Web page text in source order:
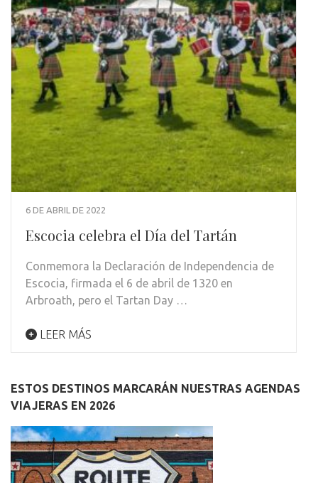
6 DE ABRIL DE 2022
Escocia celebra el Día del Tartán
Conmemora la Declaración de Independencia de
Escocia, firmada el 6 de abril de 1320 en
Arbroath, pero el Tartan Day …
LEER MÁS
ESTOS DESTINOS MARCARÁN NUESTRAS AGENDAS
VIAJERAS EN 2026